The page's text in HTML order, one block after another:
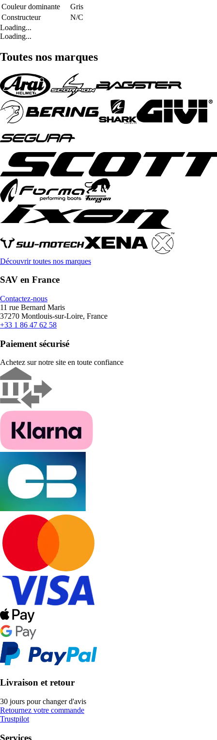
Couleur dominante
Gris
Constructeur
N/C
Loading...
Loading...
Toutes nos marques
Découvrir toutes nos marques
SAV en France
Contactez-nous
11 rue Bernard Maris
37270 Montlouis-sur-Loire, France
+33 1 86 47 62 58
Paiement sécurisé
Achetez sur notre site en toute confiance
Livraison et retour
30 jours pour changer d'avis
Retournez votre commande
Trustpilot
Services